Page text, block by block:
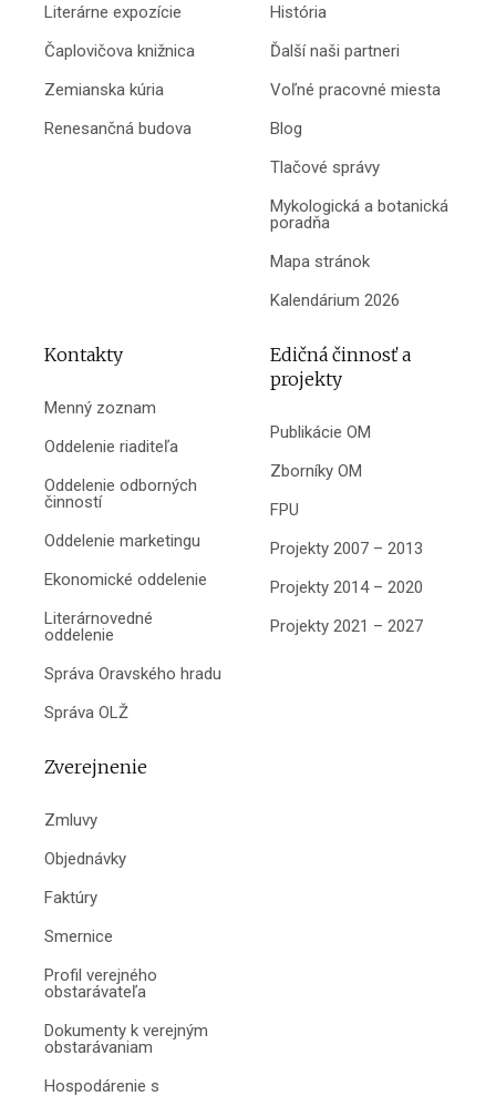
Literárne expozície
Čaplovičova knižnica
Zemianska kúria
Renesančná budova
História
Ďalší naši partneri
Voľné pracovné miesta
Blog
Tlačové správy
Mykologická a botanická
poradňa
Mapa stránok
Kalendárium 2026
Kontakty
Menný zoznam
Oddelenie riaditeľa
Oddelenie odborných
činností
Oddelenie marketingu
Ekonomické oddelenie
Literárnovedné
oddelenie
Správa Oravského hradu
Správa OLŽ
Edičná činnosť a
projekty
Publikácie OM
Zborníky OM
FPU
Projekty 2007 – 2013
Projekty 2014 – 2020
Projekty 2021 – 2027
Zverejnenie
Zmluvy
Objednávky
Faktúry
Smernice
Profil verejného
obstarávateľa
Dokumenty k verejným
obstarávaniam
Hospodárenie s